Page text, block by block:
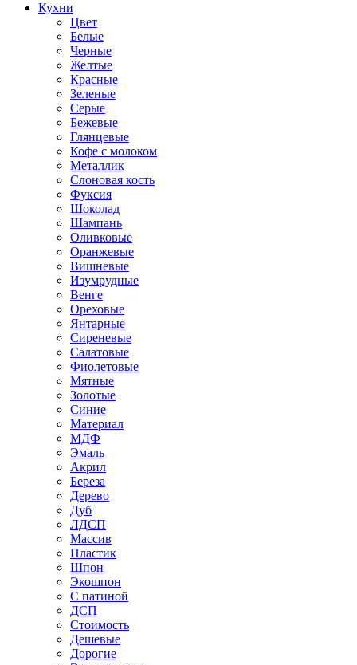
Кухни
Цвет
Белые
Черные
Желтые
Красные
Зеленые
Серые
Бежевые
Глянцевые
Кофе с молоком
Металлик
Слоновая кость
Фуксия
Шоколад
Шампань
Оливковые
Оранжевые
Вишневые
Изумрудные
Венге
Ореховые
Янтарные
Сиреневые
Салатовые
Фиолетовые
Мятные
Золотые
Синие
Материал
МДФ
Эмаль
Акрил
Береза
Дерево
Дуб
ЛДСП
Массив
Пластик
Шпон
Экошпон
С патиной
ДСП
Стоимость
Дешевые
Дорогие